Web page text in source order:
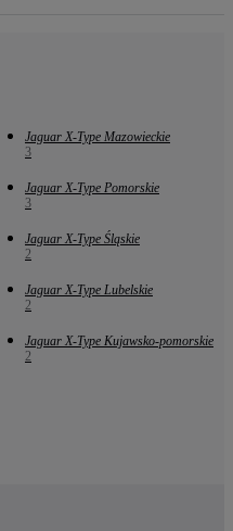
Jaguar X-Type Mazowieckie
3
Jaguar X-Type Pomorskie
3
Jaguar X-Type Śląskie
2
Jaguar X-Type Lubelskie
2
Jaguar X-Type Kujawsko-pomorskie
2